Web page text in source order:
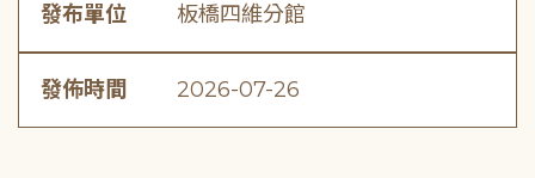
發布單位 板橋四維分館
發佈時間 2026-07-26